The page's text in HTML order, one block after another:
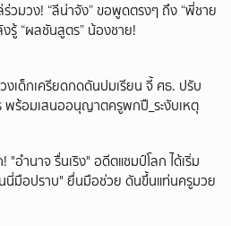
ร่วมวง! “ลีน่าจัง” ขอพูดตรงๆ ถึง “พี่ชาย
รู้ “ผลชันสูตร” น้องชาย!
งเด็กเครียดกดดันปมเรียน จี้ ศธ. ปรับ
พร้อมเสนออนุญาตครูพกปื_ระงับเหตุ
"อำนาจ รื่นเริง" อดีตแชมป์โลก ได้เริ่ม
นี่มือปราบ" ยื่นมือช่วย ดันขึ้นแท่นครูมวย